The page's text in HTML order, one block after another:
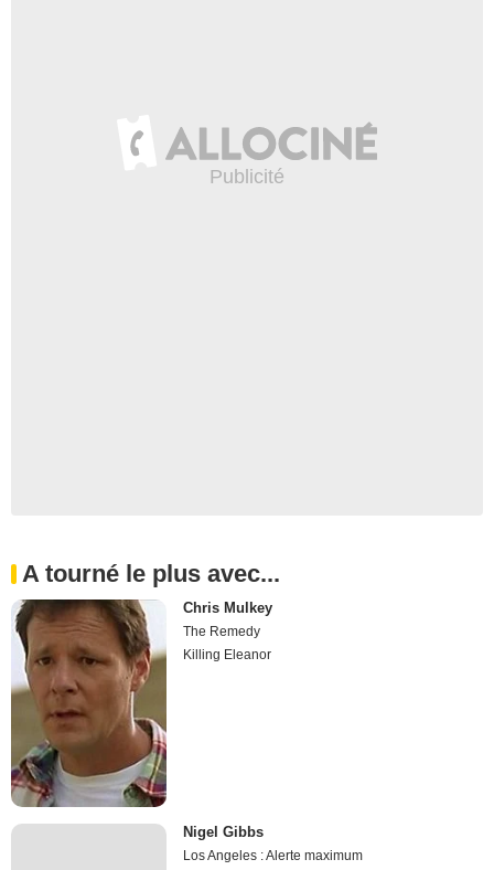
A tourné le plus avec...
Chris Mulkey
The Remedy
Killing Eleanor
Nigel Gibbs
Los Angeles : Alerte maximum